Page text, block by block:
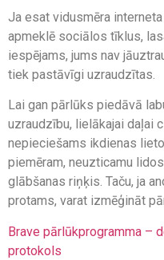
Ja esat vidusmēra
apmeklē sociālos tīklus,
iespējams, jums nav
tiek pastāvīgi uzraudzītas.
Lai gan pārlūks piedāvā
uzraudzību, lielākajai daļai
nepieciešams ikdienas
piemēram, neuzticamu
glābšanas riņķis. Taču, ja
protams, varat izmēģināt
Brave pārlūkprogramma –
protokols